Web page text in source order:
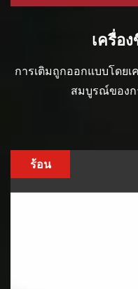
เครื่อ
การเติมถูกออกแบบโดย
สมบูรณ์ของก
ร้อน